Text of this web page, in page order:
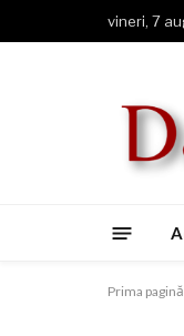
vineri, 7
Prima pagină